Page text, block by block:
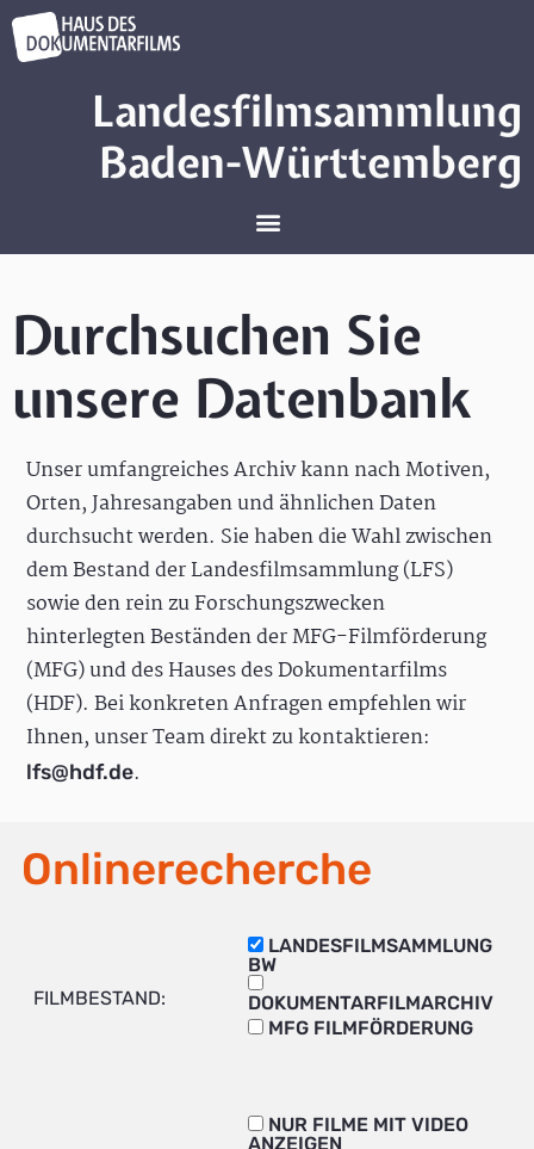
Landesfilmsammlung
Baden-Württemberg
Durchsuchen Sie
unsere Datenbank
Unser umfangreiches Archiv kann nach Motiven,
Orten, Jahresangaben und ähnlichen Daten
durchsucht werden. Sie haben die Wahl zwischen
dem Bestand der Landesfilmsammlung (LFS)
sowie den rein zu Forschungszwecken
hinterlegten Beständen der MFG-Filmförderung
(MFG) und des Hauses des Dokumentarfilms
(HDF). Bei konkreten Anfragen empfehlen wir
Ihnen, unser Team direkt zu kontaktieren:
lfs@hdf.de.
Onlinerecherche
FILMBESTAND:
LANDESFILMSAMMLUNG
BW
DOKUMENTARFILMARCHIV
MFG FILMFÖRDERUNG
NUR FILME MIT VIDEO
ANZEIGEN